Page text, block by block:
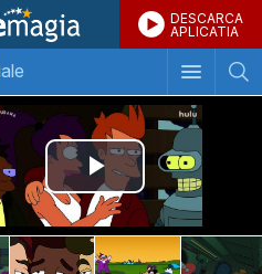
DESCARCA
APLICATIA